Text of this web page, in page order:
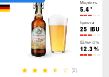
Міцність
5.4°
Гіркота
25 IBU
Щільність
12.3%
(2)